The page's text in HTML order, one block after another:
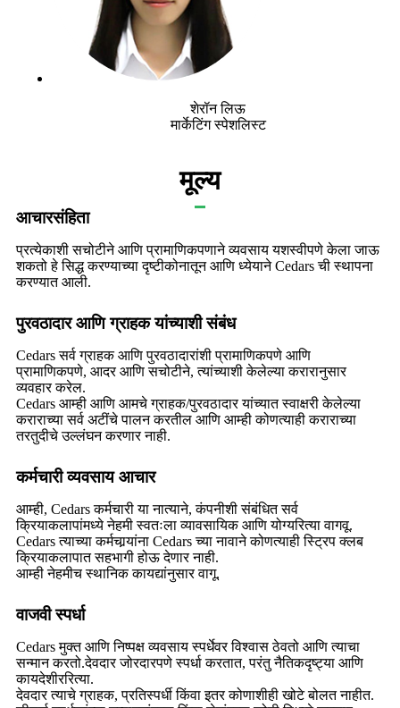
शेरॉन लिऊ
मार्केटिंग स्पेशलिस्ट
मूल्य
आचारसंहिता
प्रत्येकाशी सचोटीने आणि प्रामाणिकपणाने व्यवसाय यशस्वीपणे केला जाऊ
शकतो हे सिद्ध करण्याच्या दृष्टीकोनातून आणि ध्येयाने Cedars ची स्थापना
करण्यात आली.
पुरवठादार आणि ग्राहक यांच्याशी संबंध
Cedars सर्व ग्राहक आणि पुरवठादारांशी प्रामाणिकपणे आणि
प्रामाणिकपणे, आदर आणि सचोटीने, त्यांच्याशी केलेल्या करारानुसार
व्यवहार करेल.
Cedars आम्ही आणि आमचे ग्राहक/पुरवठादार यांच्यात स्वाक्षरी केलेल्या
कराराच्या सर्व अटींचे पालन करतील आणि आम्ही कोणत्याही कराराच्या
तरतुदीचे उल्लंघन करणार नाही.
कर्मचारी व्यवसाय आचार
आम्ही, Cedars कर्मचारी या नात्याने, कंपनीशी संबंधित सर्व
क्रियाकलापांमध्ये नेहमी स्वतःला व्यावसायिक आणि योग्यरित्या वागवू.
Cedars त्याच्या कर्मचार्‍यांना Cedars च्या नावाने कोणत्याही स्ट्रिप क्लब
क्रियाकलापात सहभागी होऊ देणार नाही.
आम्ही नेहमीच स्थानिक कायद्यांनुसार वागू.
वाजवी स्पर्धा
Cedars मुक्त आणि निष्पक्ष व्यवसाय स्पर्धेवर विश्वास ठेवतो आणि त्याचा
सन्मान करतो.देवदार जोरदारपणे स्पर्धा करतात, परंतु नैतिकदृष्ट्या आणि
कायदेशीररित्या.
देवदार त्याचे ग्राहक, प्रतिस्पर्धी किंवा इतर कोणाशीही खोटे बोलत नाहीत.